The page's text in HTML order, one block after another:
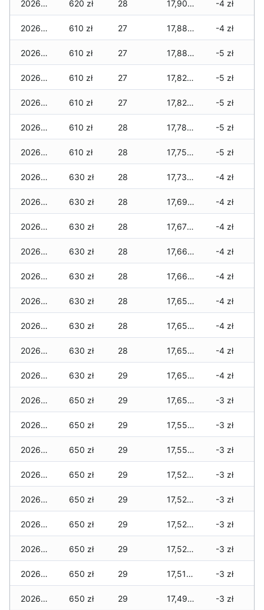
2026-05-12 620 zł 28 17,905 zł -4 zł
2026-05-09 610 zł 27 17,885 zł -4 zł
2026-05-08 610 zł 27 17,885 zł -5 zł
2026-05-07 610 zł 27 17,825 zł -5 zł
2026-05-06 610 zł 27 17,825 zł -5 zł
2026-05-05 610 zł 28 17,785 zł -5 zł
2026-05-04 610 zł 28 17,755 zł -5 zł
2026-05-03 630 zł 28 17,735 zł -4 zł
2026-05-02 630 zł 28 17,695 zł -4 zł
2026-05-01 630 zł 28 17,675 zł -4 zł
2026-04-30 630 zł 28 17,665 zł -4 zł
2026-04-29 630 zł 28 17,665 zł -4 zł
2026-04-28 630 zł 28 17,655 zł -4 zł
2026-04-27 630 zł 28 17,655 zł -4 zł
2026-04-26 630 zł 28 17,655 zł -4 zł
2026-04-25 630 zł 29 17,655 zł -4 zł
2026-04-24 650 zł 29 17,655 zł -3 zł
2026-04-23 650 zł 29 17,555 zł -3 zł
2026-04-22 650 zł 29 17,555 zł -3 zł
2026-04-21 650 zł 29 17,525 zł -3 zł
2026-04-20 650 zł 29 17,525 zł -3 zł
2026-04-19 650 zł 29 17,525 zł -3 zł
2026-04-18 650 zł 29 17,525 zł -3 zł
2026-04-17 650 zł 29 17,515 zł -3 zł
2026-04-16 650 zł 29 17,495 zł -3 zł